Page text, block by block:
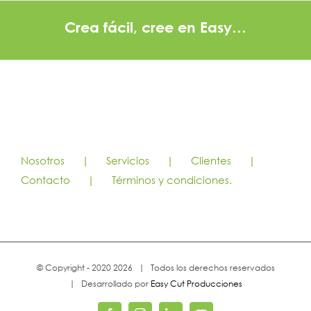
Crea fácil, cree en Easy…
Nosotros Servicios
Clientes
Contacto
Términos y condiciones.
© Copyright - 20202026 | Todos los derechos reservados
| Desarrollado por Easy Cut Producciones